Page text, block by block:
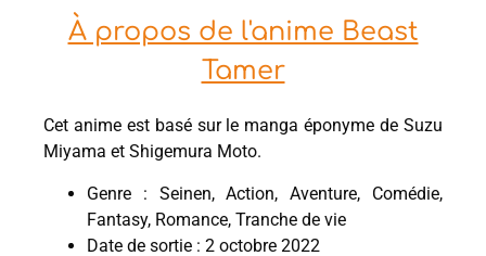
À propos de l'anime Beast
Tamer
Cet anime est basé sur le manga éponyme de Suzu
Miyama et Shigemura Moto.
Genre : Seinen, Action, Aventure, Comédie,
Fantasy, Romance, Tranche de vie
Date de sortie : 2 octobre 2022